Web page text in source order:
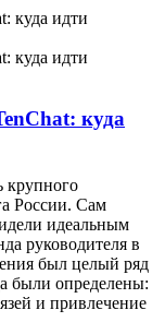
куда
крупного
России. Сам
идеальным
руководителя в
был целый ряд
были определены:
и привлечение